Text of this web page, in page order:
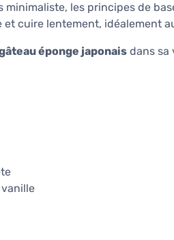
minimaliste, les principes de
cuire lentement, idéalement
éponge japonais dans sa